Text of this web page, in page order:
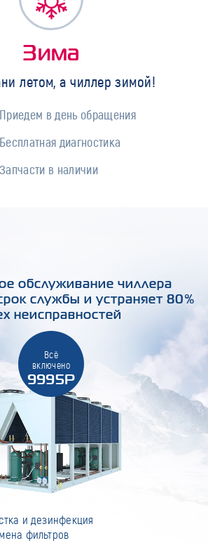
Зима
летом, а чиллер зимой!
Приедем в день обращения
Бесплатная диагностика
Запчасти в наличии
обслуживание чиллера
службы и устраняет 80%
неисправностей
Всё
включено
9995Р
и дезинфекция
фильтров